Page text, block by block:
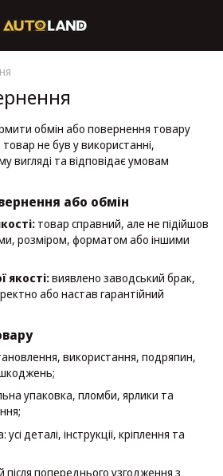
обмін або повернення товару
не був у використанні,
вигляді та відповідає умовам
або обмін
товар справний, але не підійшов
розміром, форматом або іншими
якості:виявлено заводський брак,
або настав гарантійний
використання, подряпин,
упаковка, пломби, ярлики та
деталі, інструкції, кріплення та
після попереднього узгодження з